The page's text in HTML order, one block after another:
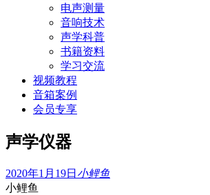
电声测量
音响技术
声学科普
书籍资料
学习交流
视频教程
音箱案例
会员专享
声学仪器
2020年1月19日 小鲤鱼
小鲤鱼